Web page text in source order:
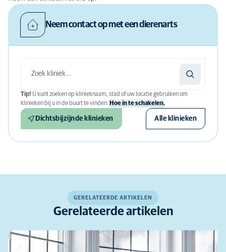
Neem contact op met een dierenarts
Tip! U kunt zoeken op klinieknaam, stad of uw locatie gebruiken om
klinieken bij u in de buurt te vinden. Hoe in te schakelen.
Dichtsbijzijnde klinieken Alle klinieken
GERELATEERDE ARTIKELEN
Gerelateerde artikelen